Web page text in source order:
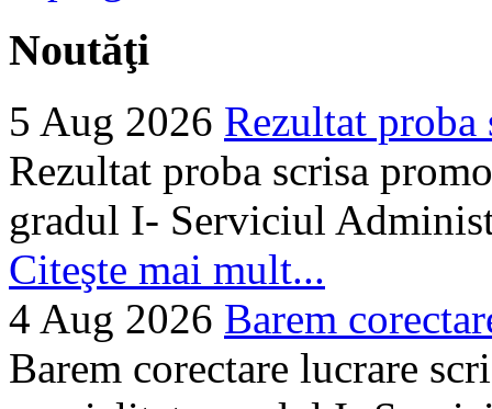
Noutăţi
5 Aug 2026 Rezultat proba
Rezultat proba scrisa
gradul I- Serviciul
Citeşte mai mult...
4 Aug 2026 Barem
Barem corectare lucrare